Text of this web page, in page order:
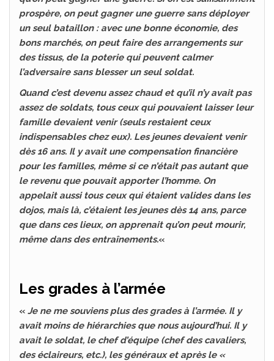
prospère, on peut gagner une guerre sans déployer
un seul bataillon : avec une bonne économie, des
bons marchés, on peut faire des arrangements sur
des tissus, de la poterie qui peuvent calmer
l’adversaire sans blesser un seul soldat.
Quand c’est devenu assez chaud et qu’il n’y avait pas
assez de soldats, tous ceux qui pouvaient laisser leur
famille devaient venir (seuls restaient ceux
indispensables chez eux). Les jeunes devaient venir
dès 16 ans. Il y avait une compensation financière
pour les familles, même si ce n’était pas autant que
le revenu que pouvait apporter l’homme. On
appelait aussi tous ceux qui étaient valides dans les
dojos, mais là, c’étaient les jeunes dès 14 ans, parce
que dans ces lieux, on apprenait qu’on peut mourir,
même dans des entraînements.«
Les grades à l’armée
« Je ne me souviens plus des grades à l’armée. Il y
avait moins de hiérarchies que nous aujourd’hui. Il y
avait le soldat, le chef d’équipe (chef des cavaliers,
des éclaireurs, etc.), les généraux et après le «